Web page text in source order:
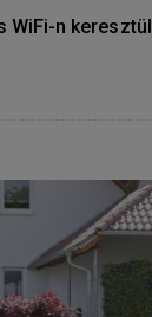
WiFi-n keresztül